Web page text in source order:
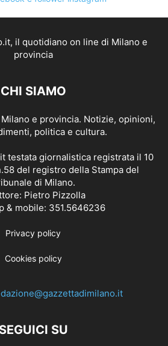
CHI SIAMO
e provincia. Notizie, opinioni,
politica e cultura.
testata giornalistica registrata il 10
del registro della Stampa del
di Milano.
Pietro Pizzolla
& mobile: 351.5646236
Privacy policy
Cookies policy
SEGUICI SU